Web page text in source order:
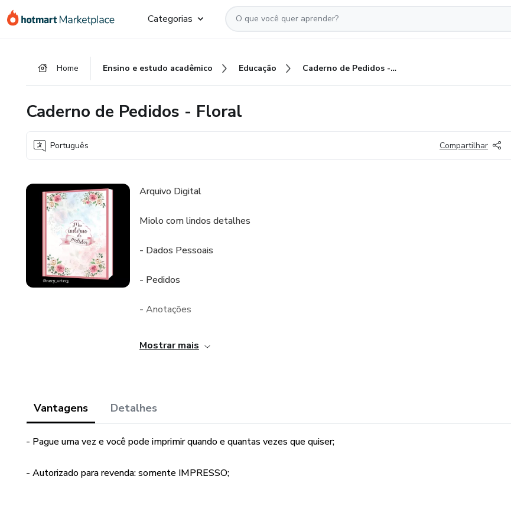
para
para
para
Categorias
Home Ensino e estudo acadêmico Educação Caderno de Pedidos - Floral
Caderno de Pedidos - Floral
Português Compartilhar
Arquivo Digital
Miolo com lindos detalhes
- Dados Pessoais
- Pedidos
- Anotações
- Controle de despesas
Arquivo em PDF
Mostrar mais
Vantagens Detalhes
- Pague uma vez e você pode imprimir quando e quantas vezes que quiser;
- Autorizado para revenda: somente IMPRESSO;